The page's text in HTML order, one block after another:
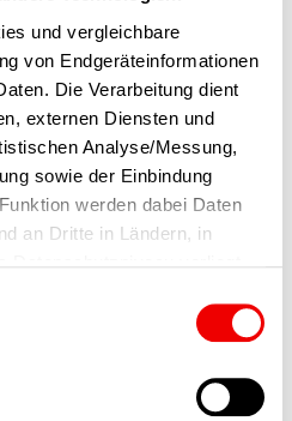
und vergleichbare
von Endgeräteinformationen
Die Verarbeitung dient
externen Diensten und
Analyse/Messung,
sowie der Einbindung
werden dabei Daten
an Dritte in Ländern, in
für die Nutzung unserer
kann jederzeit auf unserer